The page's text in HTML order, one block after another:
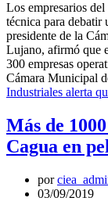
Los empresarios del
técnica para debatir
presidente de la
Lujano, afirmó que
300 empresas
Cámara Municipal
Industriales alerta
Más de
Cagua en
por
03/09/2019